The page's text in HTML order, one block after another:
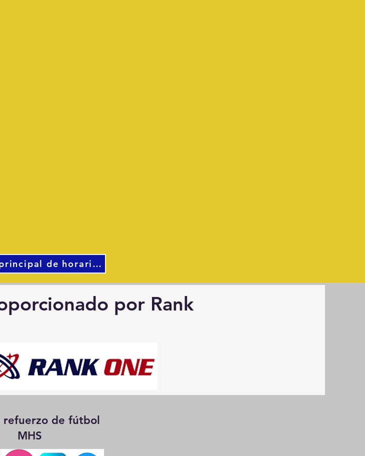
Menú principal de horarios
por Rank
refuerzo de fútbol
MHS